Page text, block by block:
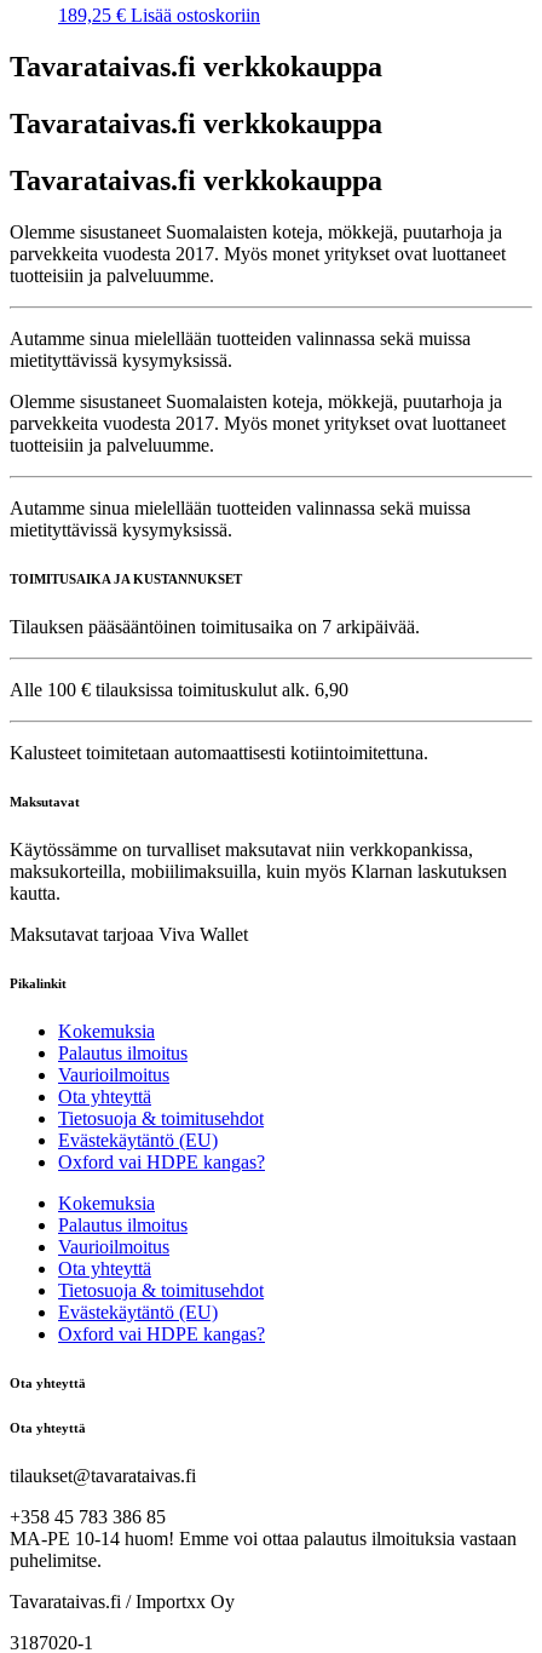
189,25 € Lisää ostoskoriin
Tavarataivas.fi verkkokauppa
Tavarataivas.fi verkkokauppa
Tavarataivas.fi verkkokauppa
Olemme sisustaneet Suomalaisten koteja, mökkejä, puutarhoja ja
parvekkeita vuodesta 2017. Myös monet yritykset ovat luottaneet
tuotteisiin ja palveluumme.
Autamme sinua mielellään tuotteiden valinnassa sekä muissa
mietityttävissä kysymyksissä.
Olemme sisustaneet Suomalaisten koteja, mökkejä, puutarhoja ja
parvekkeita vuodesta 2017. Myös monet yritykset ovat luottaneet
tuotteisiin ja palveluumme.
Autamme sinua mielellään tuotteiden valinnassa sekä muissa
mietityttävissä kysymyksissä.
TOIMITUSAIKA JA KUSTANNUKSET
Tilauksen pääsääntöinen toimitusaika on 7 arkipäivää.
Alle 100 € tilauksissa toimituskulut alk. 6,90
Kalusteet toimitetaan automaattisesti kotiintoimitettuna.
Maksutavat
Käytössämme on turvalliset maksutavat niin verkkopankissa,
maksukorteilla, mobiilimaksuilla, kuin myös Klarnan laskutuksen
kautta.
Maksutavat tarjoaa Viva Wallet
Pikalinkit
Kokemuksia
Palautus ilmoitus
Vaurioilmoitus
Ota yhteyttä
Tietosuoja & toimitusehdot
Evästekäytäntö (EU)
Oxford vai HDPE kangas?
Kokemuksia
Palautus ilmoitus
Vaurioilmoitus
Ota yhteyttä
Tietosuoja & toimitusehdot
Evästekäytäntö (EU)
Oxford vai HDPE kangas?
Ota yhteyttä
Ota yhteyttä
tilaukset@tavarataivas.fi
+358 45 783 386 85
MA-PE 10-14 huom! Emme voi ottaa palautus ilmoituksia vastaan
puhelimitse.
Tavarataivas.fi / Importxx Oy
3187020-1